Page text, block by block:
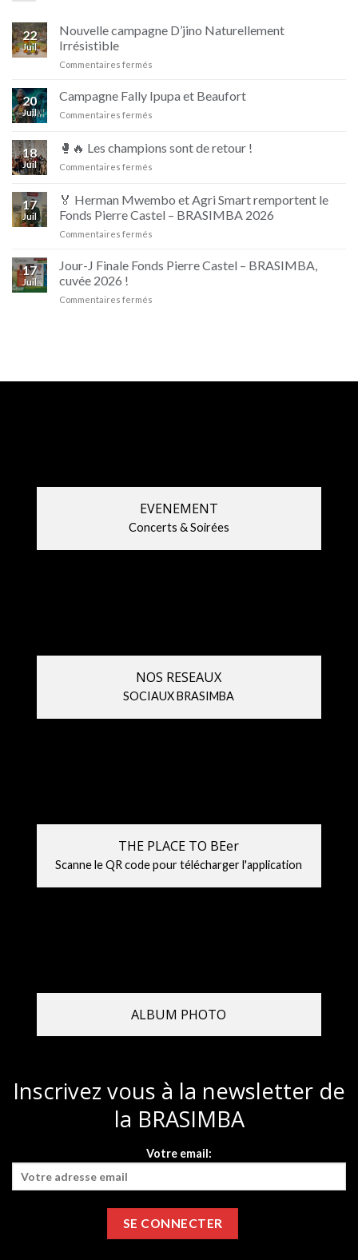
22
Juil
Nouvelle campagne D’jino Naturellement
Irrésistible
Commentaires fermés
campagne
D’jino
20
Juil
Campagne Fally Ipupa et Beaufort
Commentaires fermés
Ipupa
18
Juil
🥊🔥 Les champions sont de retour !
Commentaires fermés
Les
champions
retour
17
Juil
🏅 Herman Mwembo et Agri Smart remportent le
Fonds Pierre Castel – BRASIMBA 2026
Commentaires fermés
Herman
Mwembo
Castel
17
Juil
Jour-J Finale Fonds Pierre Castel – BRASIMBA,
cuvée 2026 !
Commentaires fermés
Castel
EVENEMENT
Concerts & Soirées
NOS RESEAUX
SOCIAUX BRASIMBA
THE PLACE TO BEer
Scanne le QR code pour télécharger l'application
ALBUM PHOTO
Inscrivez vous à la newsletter de
la BRASIMBA
Votre email: